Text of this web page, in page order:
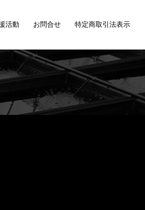
活動 お問合せ 特定商取引法表示